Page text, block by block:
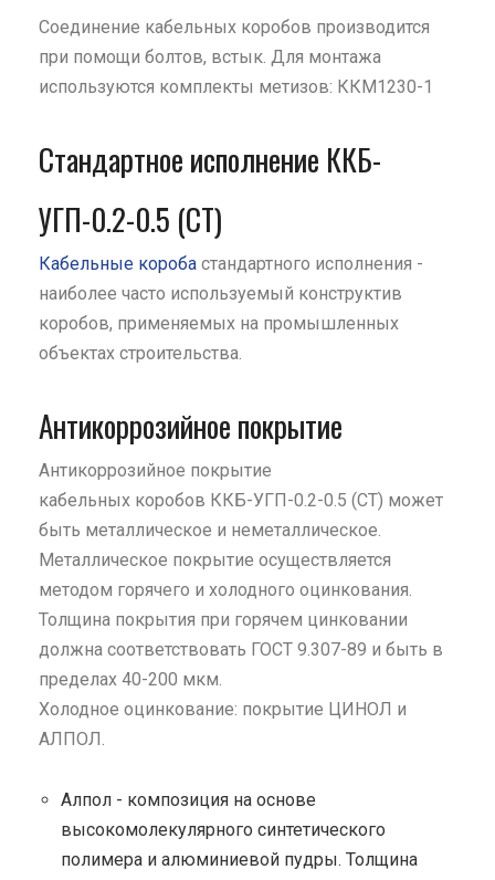
Соединение кабельных коробов производится
при помощи болтов, встык. Для монтажа
используются комплекты метизов: ККМ1230-1
Стандартное исполнение ККБ-
УГП-0.2-0.5 (СТ)
Кабельные короба стандартного исполнения -
наиболее часто используемый конструктив
коробов, применяемых на промышленных
объектах строительства.
Антикоррозийное покрытие
Антикоррозийное покрытие
кабельных коробов ККБ-УГП-0.2-0.5 (СТ) может
быть металлическое и неметаллическое.
Металлическое покрытие осуществляется
методом горячего и холодного оцинкования.
Толщина покрытия при горячем цинковании
должна соответствовать ГОСТ 9.307-89 и быть в
пределах 40-200 мкм.
Холодное оцинкование: покрытие ЦИНОЛ и
АЛПОЛ.
Алпол - композиция на основе
высокомолекулярного синтетического
полимера и алюминиевой пудры. Толщина